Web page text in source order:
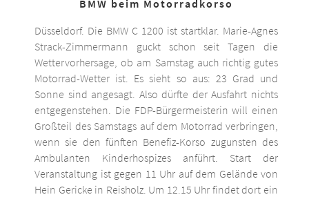
BMW beim Motorradkorso
Düsseldorf. Die BMW C 1200 ist startklar. Marie-Agnes
Strack-Zimmermann guckt schon seit Tagen die
Wettervorhersage, ob am Samstag auch richtig gutes
Motorrad-Wetter ist. Es sieht so aus: 23 Grad und
Sonne sind angesagt. Also dürfte der Ausfahrt nichts
entgegenstehen. Die FDP-Bürgermeisterin will einen
Großteil des Samstags auf dem Motorrad verbringen,
wenn sie den fünften Benefiz-Korso zugunsten des
Ambulanten Kinderhospizes anführt. Start der
Veranstaltung ist gegen 11 Uhr auf dem Gelände von
Hein Gericke in Reisholz. Um 12.15 Uhr findet dort ein